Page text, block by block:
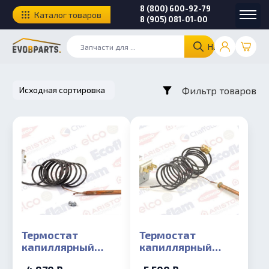
Найти
8 (800) 600-92-79
8 (905) 081-01-00
Каталог товаров
Фильтр товаров
Термостат
капиллярный
Термостат
капиллярный